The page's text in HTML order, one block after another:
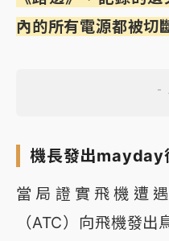
內的所有電源都被切
機長發出mayday
當局證實飛機遭
（ATC）向飛機發出